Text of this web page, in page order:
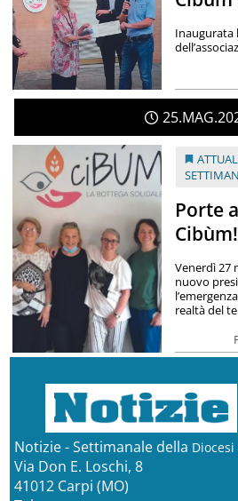
Inaugurata
25 MAG
Porte
Cibùm!
Venerdì 27
nuovo
realtà del
Notizie - Settimanale della
Via Don E. Loschi, 8
41012 Carpi (MO)